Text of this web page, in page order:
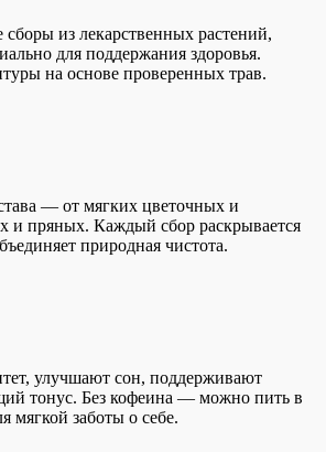
из лекарственных растений,
для поддержания здоровья.
на основе проверенных трав.
— от мягких цветочных и
и пряных. Каждый сбор раскрывается
природная чистота.
улучшают сон, поддерживают
тонус. Без кофеина — можно пить в
мягкой заботы о себе.